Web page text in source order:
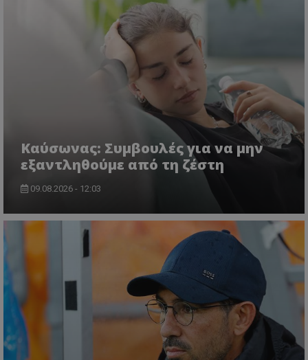
Kαύσωνας: Συμβουλές για να μην
εξαντληθούμε από τη ζέστη
09.08.2026 - 12:03